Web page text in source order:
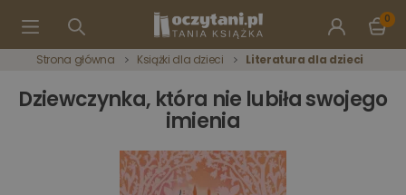
0
Strona główna Książki dla dzieci Literatura dla dzieci
Dziewczynka, która nie lubiła swojego
imienia